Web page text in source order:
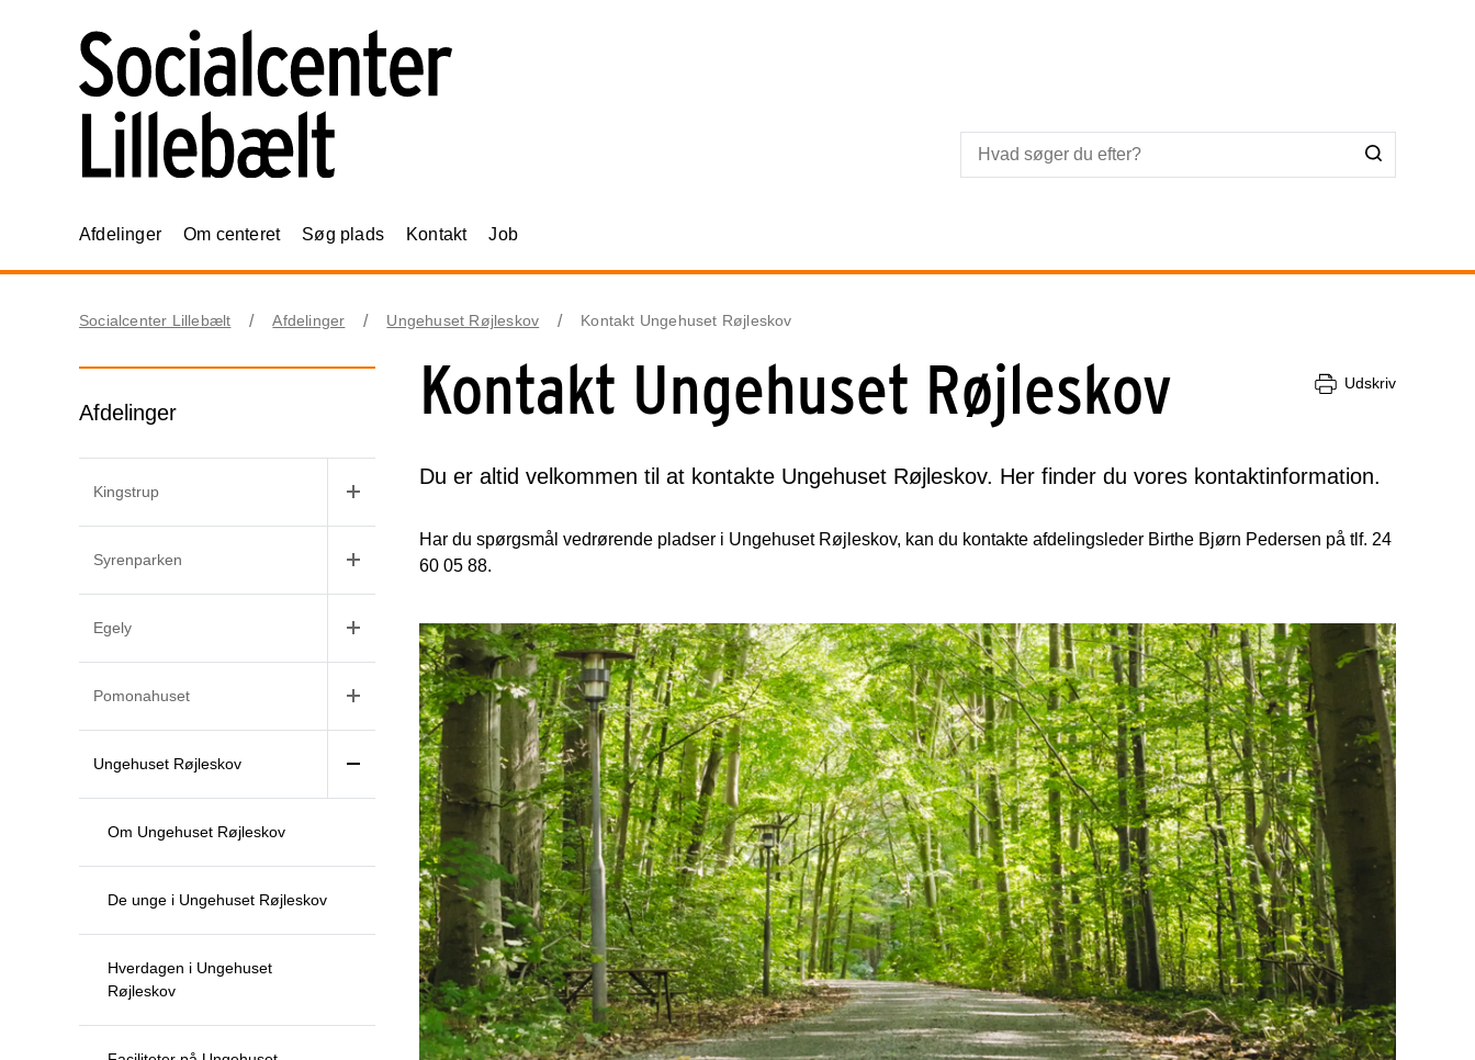
Afdelinger Om centeret Søg plads Kontakt Job
Socialcenter Lillebælt Afdelinger Ungehuset Røjleskov Kontakt Ungehuset Røjleskov
Afdelinger
Kingstrup
Syrenparken
Egely
Pomonahuset
Ungehuset Røjleskov
Om Ungehuset Røjleskov
De unge i Ungehuset Røjleskov
Hverdagen i Ungehuset
Røjleskov
Kontakt Ungehuset Røjleskov Udskriv
Du er altid velkommen til at kontakte Ungehuset Røjleskov. Her finder du vores kontaktinformation.
Har du spørgsmål vedrørende pladser i Ungehuset Røjleskov, kan du kontakte afdelingsleder Birthe Bjørn Pedersen på tlf. 24
60 05 88.